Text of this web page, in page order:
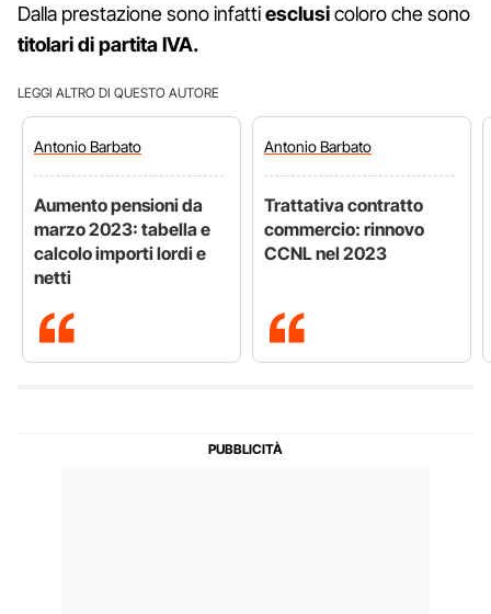
Dalla prestazione sono infattiesclusicoloro che sono
titolari di partita IVA.
LEGGI ALTRO DI QUESTO AUTORE
AntonioBarbato
Aumento pensioni da
marzo 2023: tabella e
calcolo importi lordi e
netti
AntonioBarbato
Trattativa contratto
commercio: rinnovo
CCNL nel 2023